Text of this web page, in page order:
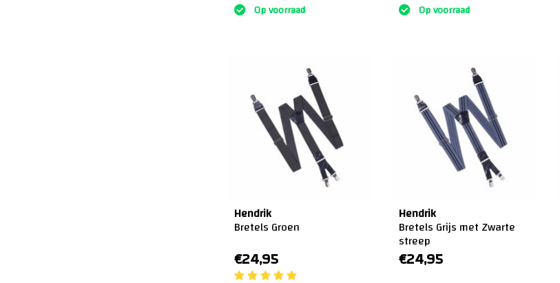
Op voorraad
Op voorraad
Hendrik
Bretels Groen
€24,95
Hendrik
Bretels Grijs met Zwarte
streep
€24,95